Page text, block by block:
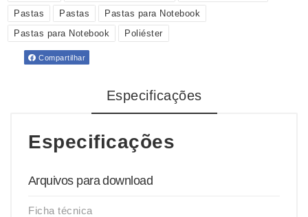
Pastas
Pastas
Pastas para Notebook
Pastas para Notebook
Poliéster
Compartilhar
Especificações
Especificações
Arquivos para download
Ficha técnica